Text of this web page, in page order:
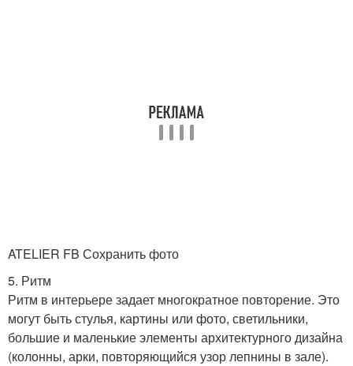
ATELIER FB Сохранить фото
5. Ритм
Ритм в интерьере задает многократное повторение. Это
могут быть стулья, картины или фото, светильники,
большие и маленькие элементы архитектурного дизайна
(колонны, арки, повторяющийся узор лепнины в зале).